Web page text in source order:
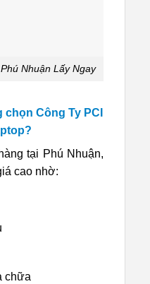
Nhuận Lấy Ngay
Công Ty PCI
tại Phú Nhuận,
cao nhờ:
chữa